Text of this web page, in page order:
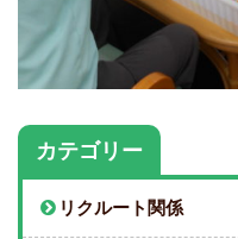
カテゴリー
リクルート関係